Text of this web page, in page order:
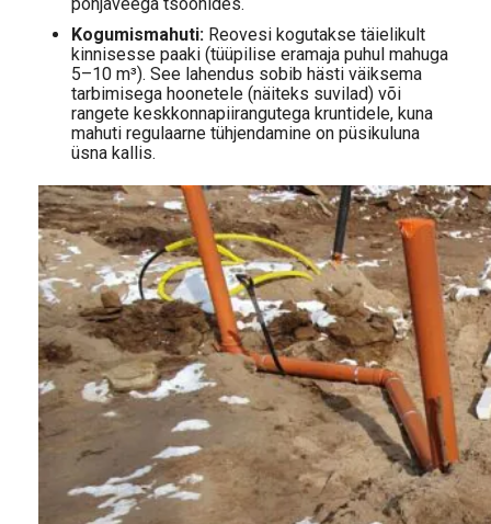
Kogumismahuti: Reovesi kogutakse täielikult
kinnisesse paaki (tüüpilise eramaja puhul mahuga
5–10 m³). See lahendus sobib hästi väiksema
tarbimisega hoonetele (näiteks suvilad) või
rangete keskkonnapiirangutega kruntidele, kuna
mahuti regulaarne tühjendamine on püsikuluna
üsna kallis.